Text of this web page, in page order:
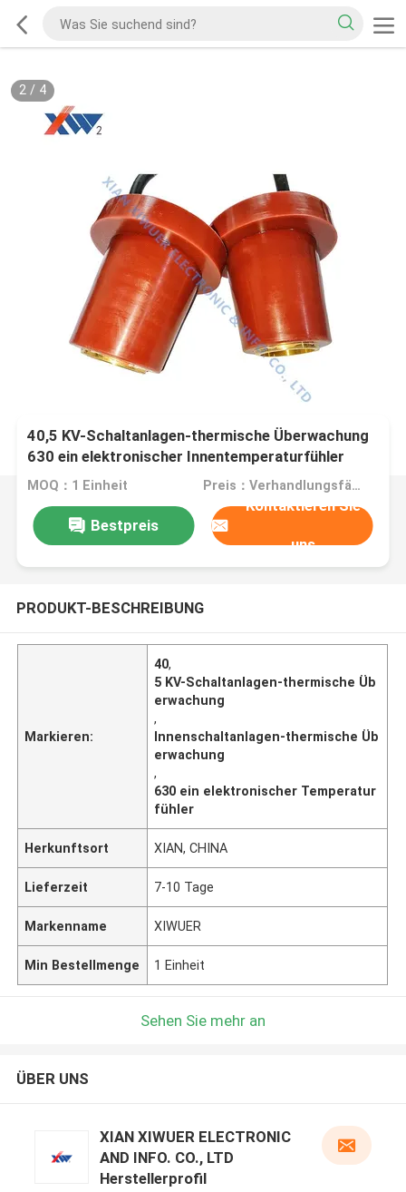
2/ 4
40,5 KV-Schaltanlagen-thermische Überwachung
630 ein elektronischer Innentemperaturfühler
MOQ：1 Einheit Preis：Verhandlungsfähig
Bestpreis
Kontaktieren Sie
uns
PRODUKT-BESCHREIBUNG
Markieren:
40,
5 KV-Schaltanlagen-thermische Üb
erwachung
,
Innenschaltanlagen-thermische Üb
erwachung
,
630 ein elektronischer Temperatur
fühler
Herkunftsort XIAN, CHINA
Lieferzeit 7-10 Tage
Markenname XIWUER
Min Bestellmenge 1 Einheit
Sehen Sie mehr an
ÜBER UNS
XIAN XIWUER ELECTRONIC
AND INFO. CO., LTD
Herstellerprofil